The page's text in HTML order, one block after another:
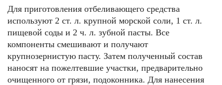
Для приготовления отбеливающего средства
используют 2 ст. л. крупной морской соли, 1 ст. л.
пищевой соды и 2 ч. л. зубной пасты. Все
компоненты смешивают и получают
крупнозернистую пасту. Затем полученный состав
наносят на пожелтевшие участки, предварительно
очищенного от грязи, подоконника. Для нанесения